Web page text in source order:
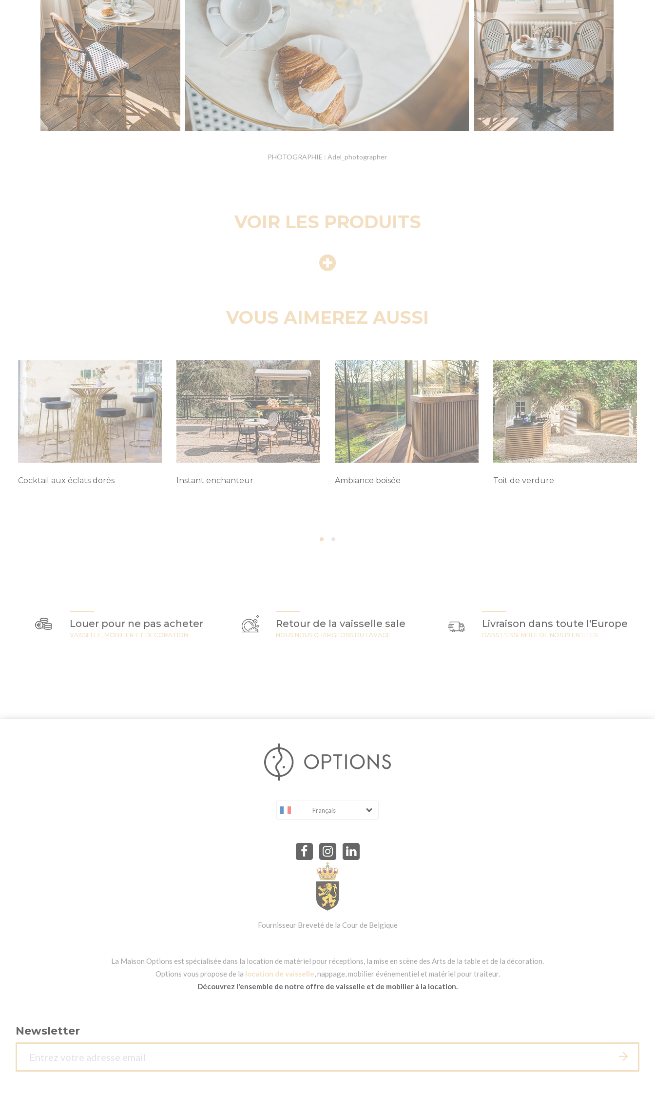
PHOTOGRAPHIE : Adel_photographer
VOIR LES PRODUITS
VOUS AIMEREZ AUSSI
Cocktail aux éclats dorés Instant enchanteur Ambiance boisée Toit de verdure
Louer pour ne pas acheter
VAISSELLE, MOBILIER ET DECORATION
Retour de la vaisselle sale
NOUS NOUS CHARGEONS DU LAVAGE
Livraison dans toute l'Europe
DANS L'ENSEMBLE DE NOS 19 ENTITES
Français
Fournisseur Breveté de la Cour de Belgique
La Maison Options est spécialisée dans la location de matériel pour réceptions, la mise en scène des Arts de la table et de la décoration.
Options vous propose de la location de vaisselle, nappage, mobilier événementiel et matériel pour traiteur.
Découvrez l'ensemble de notre offre de vaisselle et de mobilier à la location.
Newsletter